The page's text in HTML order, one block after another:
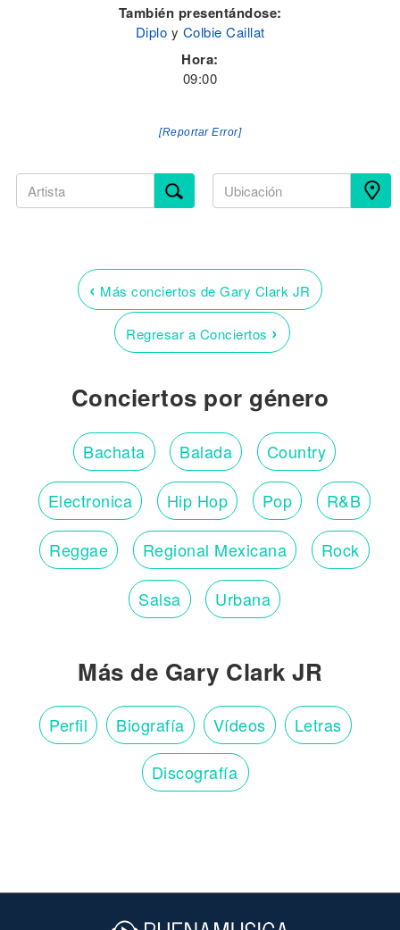
También presentándose:
Diplo y Colbie Caillat
Hora:
09:00
[Reportar Error]
‹ Más conciertos de Gary Clark JR
Regresar a Conciertos ›
Conciertos por género
Bachata Balada Country
Electronica Hip Hop Pop R&B
Reggae Regional Mexicana Rock
Salsa Urbana
Más de Gary Clark JR
Perfil Biografía Vídeos Letras
Discografía